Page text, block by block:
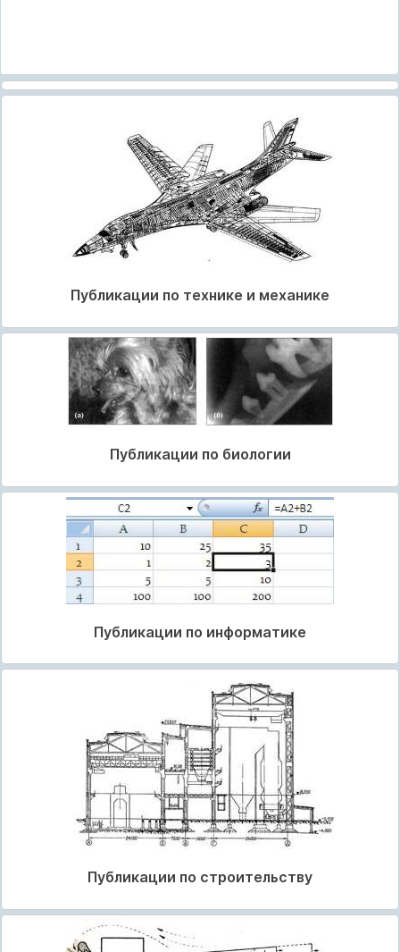
Публикации по технике и механике
Публикации по биологии
Публикации по информатике
Публикации по строительству